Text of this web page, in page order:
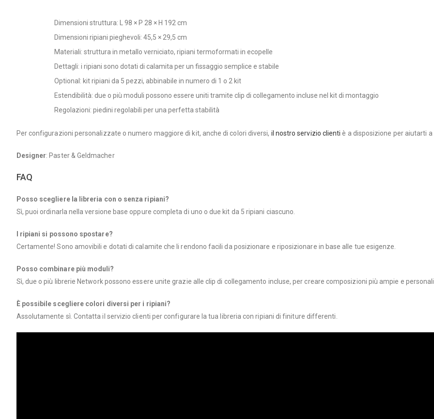
Dimensioni struttura: L 98 × P 28 × H 192 cm
Dimensioni ripiani pieghevoli: 45,5 × 29,5 cm
Materiali: struttura in metallo verniciato, ripiani termoformati in ecopelle
Dettagli: i ripiani sono dotati di calamita per un fissaggio semplice e stabile
Optional: kit ripiani da 5 pezzi, abbinabile in numero di 1 o 2 kit
Estendibilità: due o più moduli possono essere uniti tramite clip di collegamento incluse nel kit di montaggio
Regolazioni: piedini regolabili per una perfetta stabilità
Per configurazioni personalizzate o numero maggiore di kit, anche di colori diversi, il nostro servizio clienti è a disposizione per aiutarti
Designer: Paster & Geldmacher
FAQ
Posso scegliere la libreria con o senza ripiani?
Sì, puoi ordinarla nella versione base oppure completa di uno o due kit da 5 ripiani ciascuno.
I ripiani si possono spostare?
Certamente! Sono amovibili e dotati di calamite che li rendono facili da posizionare e riposizionare in base alle tue esigenze.
Posso combinare più moduli?
Sì, due o più librerie Network possono essere unite grazie alle clip di collegamento incluse, per creare composizioni più ampie e
È possibile scegliere colori diversi per i ripiani?
Assolutamente sì. Contatta il servizio clienti per configurare la tua libreria con ripiani di finiture differenti.